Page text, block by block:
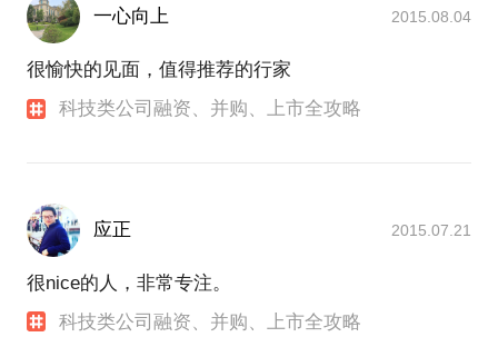
一心向上 2015.08.04
很愉快的见面，值得推荐的行家
科技类公司融资、并购、上市全攻略
应正 2015.07.21
很nice的人，非常专注。
科技类公司融资、并购、上市全攻略